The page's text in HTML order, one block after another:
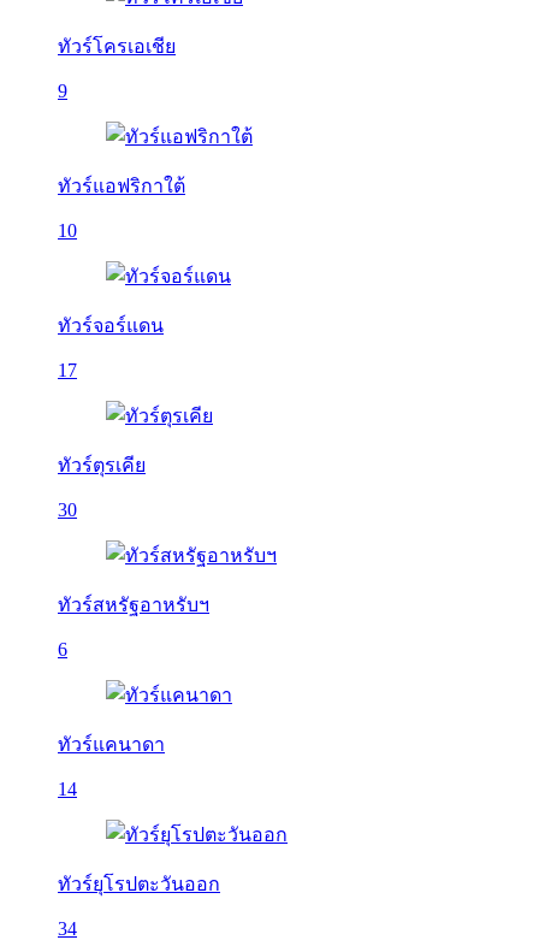
ทัวร์โครเอเชีย
9
ทัวร์แอฟริกาใต้
10
ทัวร์จอร์แดน
17
ทัวร์ตุรเคีย
30
ทัวร์สหรัฐอาหรับฯ
6
ทัวร์แคนาดา
14
ทัวร์ยุโรปตะวันออก
34